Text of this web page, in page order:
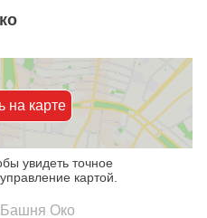
на карте
увидеть точное
картой.
Башня Око